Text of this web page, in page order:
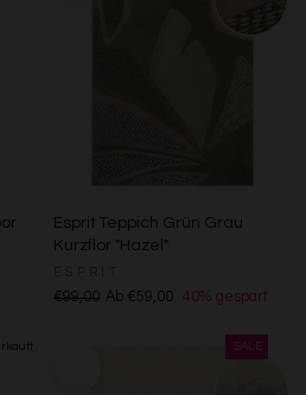
Esprit Teppich Grün Grau
Kurzflor "Hazel"
€99,00 Ab €59,00 40% gespart